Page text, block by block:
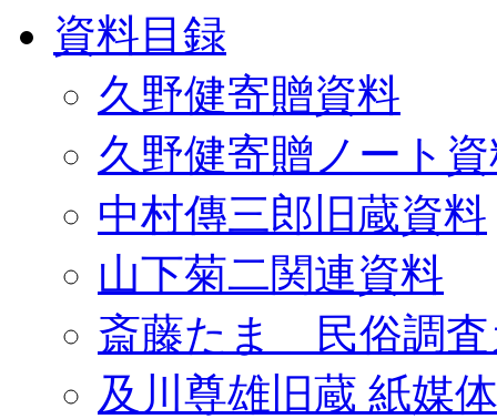
資料目録
久野健寄贈資料
久野健寄贈ノート
中村傳三郎旧蔵資料
山下菊二関連資料
斎藤たま 民俗調査
及川尊雄旧蔵 紙媒